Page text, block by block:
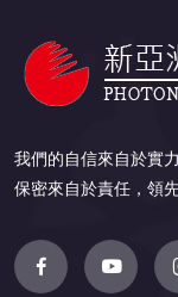
我們的自信來自於實
保密來自於責任，領